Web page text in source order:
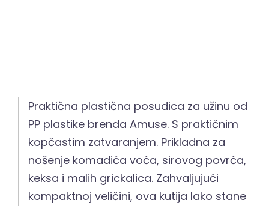
Praktična plastična posudica za užinu od
PP plastike brenda Amuse. S praktičnim
kopčastim zatvaranjem. Prikladna za
nošenje komadića voća, sirovog povrća,
keksa i malih grickalica. Zahvaljujući
kompaktnoj veličini, ova kutija lako stane